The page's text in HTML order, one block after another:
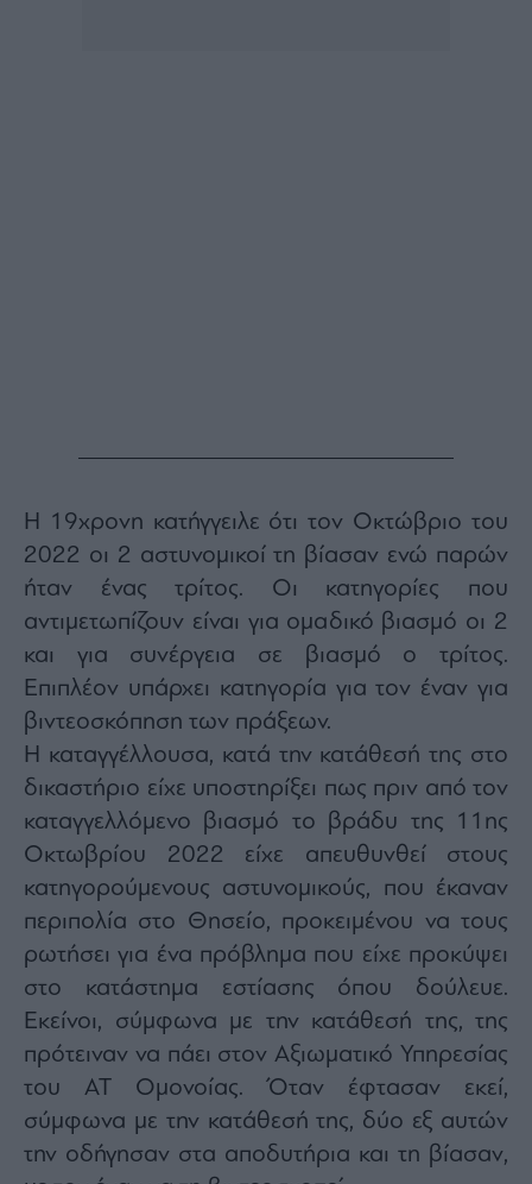
Η 19χρονη κατήγγειλε ότι τον Οκτώβριο του
2022 οι 2 αστυνομικοί τη βίασαν ενώ παρών
ήταν ένας τρίτος. Οι κατηγορίες που
αντιμετωπίζουν είναι για ομαδικό βιασμό οι 2
και για συνέργεια σε βιασμό ο τρίτος.
Επιπλέον υπάρχει κατηγορία για τον έναν για
βιντεοσκόπηση των πράξεων.
Η καταγγέλλουσα, κατά την κατάθεσή της στο
δικαστήριο είχε υποστηρίξει πως πριν από τον
καταγγελλόμενο βιασμό το βράδυ της 11ης
Οκτωβρίου 2022 είχε απευθυνθεί στους
κατηγορούμενους αστυνομικούς, που έκαναν
περιπολία στο Θησείο, προκειμένου να τους
ρωτήσει για ένα πρόβλημα που είχε προκύψει
στο κατάστημα εστίασης όπου δούλευε.
Εκείνοι, σύμφωνα με την κατάθεσή της, της
πρότειναν να πάει στον Αξιωματικό Υπηρεσίας
του ΑΤ Ομονοίας. Όταν έφτασαν εκεί,
σύμφωνα με την κατάθεσή της, δύο εξ αυτών
την οδήγησαν στα αποδυτήρια και τη βίασαν,